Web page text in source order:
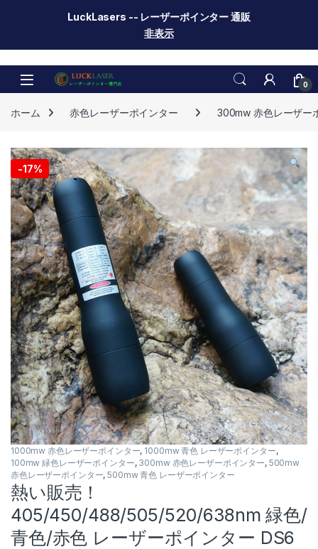
LuckLasers -- レーザーポインター 通販
非表示
Skip to navigation
Skip to content
0
ホーム 赤色レーザーポインター 300mw 赤色レーザー
-17%
1000mw 赤色レーザーポインター, 1000mw 青色 レーザーポインター,
100mw 緑色レーザーポインター, 300mw 赤色レーザーポインター, 500mw
赤色レーザーポインター,500mw 青色 レーザーポインター
熱い販売！
405/450/488/505/520/638nm 緑色/
青色/赤色 レーザーポインター DS6